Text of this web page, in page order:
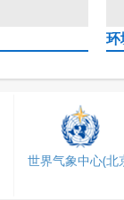
世界气象中心(北